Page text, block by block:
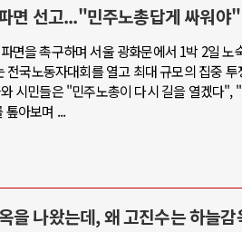
면 선고..."민주노총답게 싸워야"
면을 촉구하며 서울 광화문에서 1박 2일 노
전국노동자대회를 열고 최대 규모의 집중 투
시민들은 "민주노총이 다시 길을 열겠다",
톺아보며 ...
을 나왔는데, 왜 고진수는 하늘감